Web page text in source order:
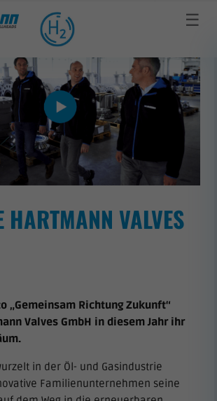
☰
HARTMANN VALVES
„Gemeinsam Richtung Zukunft“
Valves GmbH in diesem Jahr ihr
in der Öl- und Gasindustrie
Familienunternehmen seine